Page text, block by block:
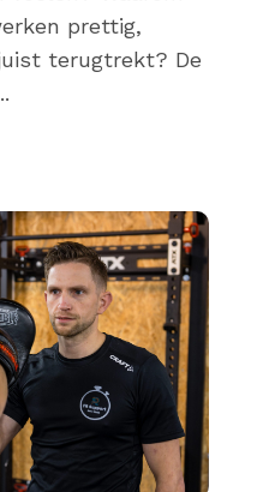
prettig,
terugtrekt? De